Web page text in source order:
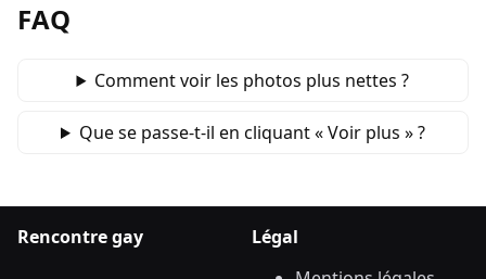
FAQ
Comment voir les photos plus nettes ?
Que se passe‑t‑il en cliquant « Voir plus » ?
Rencontre gay
Légal